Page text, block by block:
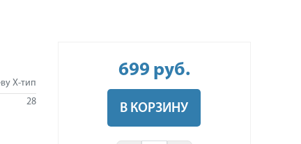
Х-тип
28
699 руб.
В КОРЗИНУ